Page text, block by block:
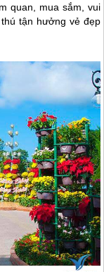
quan, mua sắm, vui
tận hưởng vẻ đẹp